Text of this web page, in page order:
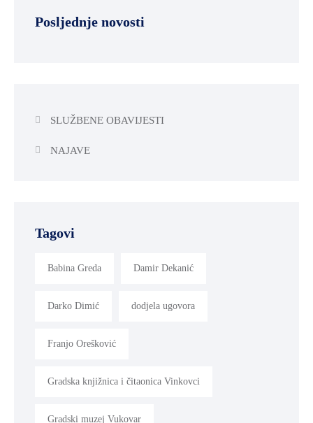
Posljednje novosti
SLUŽBENE OBAVIJESTI
NAJAVE
Tagovi
Babina Greda Damir Dekanić
Darko Dimić dodjela ugovora
Franjo Orešković
Gradska knjižnica i čitaonica Vinkovci
Gradski muzej Vukovar